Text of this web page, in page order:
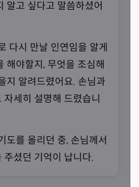
다.”
고 편안한 분위기 속에서 진
손님의 편안함을 우선으로
알고 싶다고 말씀하셨어
다시 만날 인연임을 알게
해야할지, 무엇을 조심해
지 알려드렸어요. 손님과
세히 설명해 드렸습니
도를 올리던 중, 손님께서
셨던 기억이 납니다.